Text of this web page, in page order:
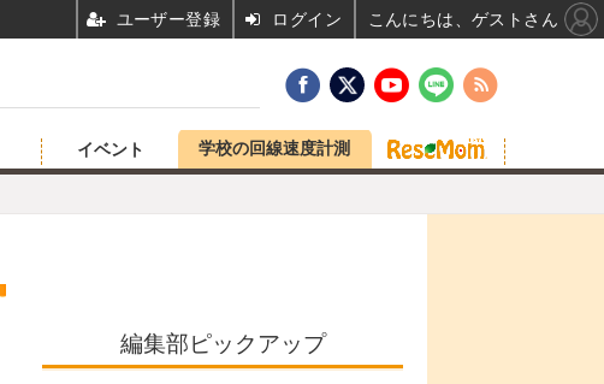
イベント 学校の回線速度計測
編集部ピックアップ
ユーザー登録 ログイン こんにちは、ゲストさん